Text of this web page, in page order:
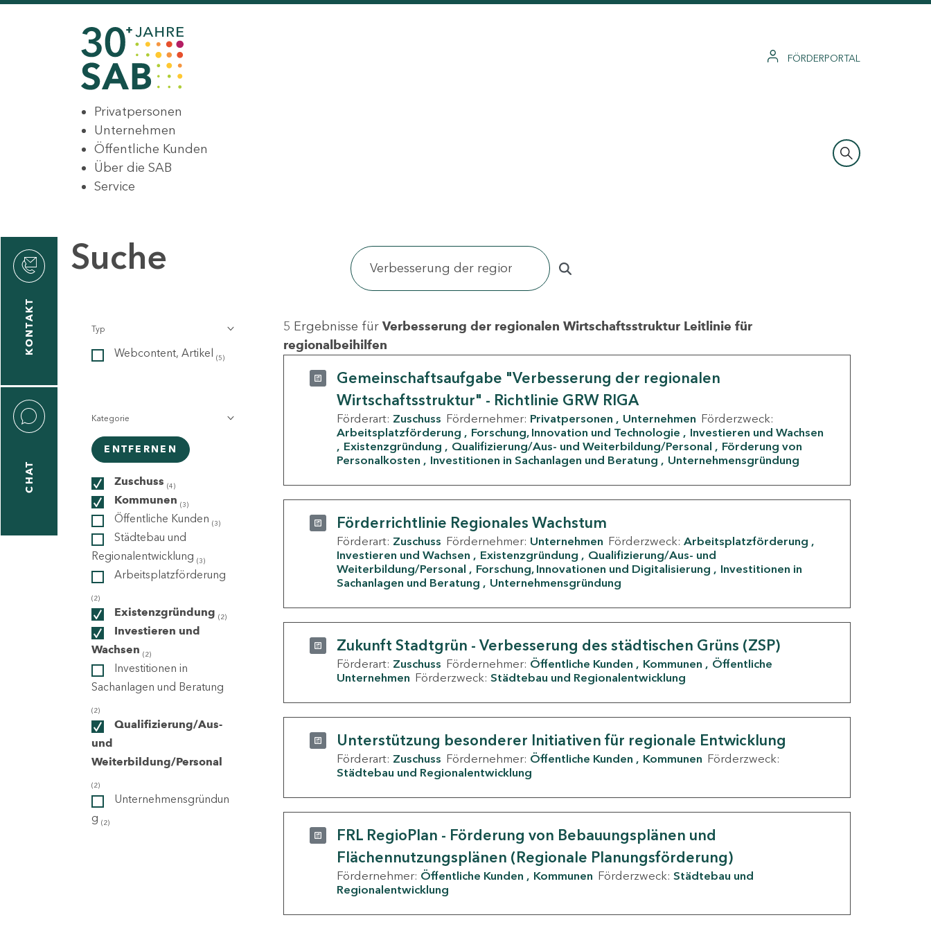
FÖRDERPORTAL
Privatpersonen
Unternehmen
Öffentliche Kunden
Über die SAB
Service
KONTAKT
CHAT
Suche
Typ
Webcontent, Artikel (5)
Kategorie
ENTFERNEN
Zuschuss (4)
Kommunen (3)
Öffentliche Kunden (3)
Städtebau und
Regionalentwicklung (3)
Arbeitsplatzförderung
(2)
Existenzgründung (2)
Investieren und
Wachsen (2)
Investitionen in
Sachanlagen und Beratung
(2)
Qualifizierung/Aus-
und
Weiterbildung/Personal
(2)
Unternehmensgründun
g (2)
5 Ergebnisse für Verbesserung der regionalen Wirtschaftsstruktur Leitlinie für
regionalbeihilfen
Gemeinschaftsaufgabe "Verbesserung der regionalen
Wirtschaftsstruktur" - Richtlinie GRW RIGA
Förderart: Zuschuss Fördernehmer: Privatpersonen Unternehmen Förderzweck:
Arbeitsplatzförderung
Forschung, Innovation und Technologie
Investieren und Wachsen
Existenzgründung
Qualifizierung/Aus- und Weiterbildung/Personal
Förderung von
Personalkosten
Investitionen in Sachanlagen und Beratung Unternehmensgründung
Förderrichtlinie Regionales Wachstum
Förderart: Zuschuss Fördernehmer: Unternehmen Förderzweck: Arbeitsplatzförderung
Investieren und Wachsen
Existenzgründung
Qualifizierung/Aus- und
Weiterbildung/Personal
Forschung, Innovationen und Digitalisierung
Investitionen in
Sachanlagen und Beratung
Unternehmensgründung
Zukunft Stadtgrün - Verbesserung des städtischen Grüns (ZSP)
Förderart: Zuschuss Fördernehmer: Öffentliche Kunden Kommunen
Öffentliche
Unternehmen Förderzweck: Städtebau und Regionalentwicklung
Unterstützung besonderer Initiativen für regionale Entwicklung
Förderart: Zuschuss Fördernehmer: Öffentliche Kunden Kommunen Förderzweck:
Städtebau und Regionalentwicklung
FRL RegioPlan - Förderung von Bebauungsplänen und
Flächennutzungsplänen (Regionale Planungsförderung)
Fördernehmer: Öffentliche Kunden Kommunen Förderzweck: Städtebau und
Regionalentwicklung